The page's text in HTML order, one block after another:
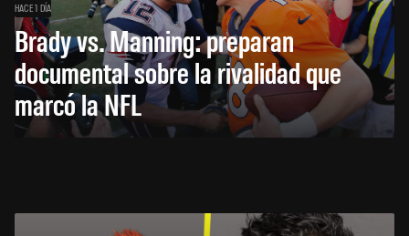
HACE 1 DÍA
Brady vs. Manning: preparan
documental sobre la rivalidad que
marcó la NFL